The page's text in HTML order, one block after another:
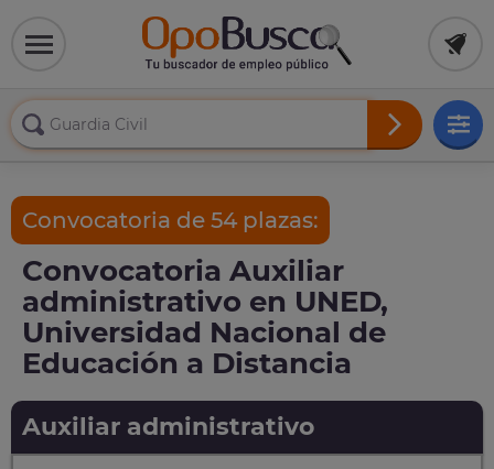
Convocatoria de 54 plazas:
Convocatoria Auxiliar
administrativo en UNED,
Universidad Nacional de
Educación a Distancia
Auxiliar administrativo